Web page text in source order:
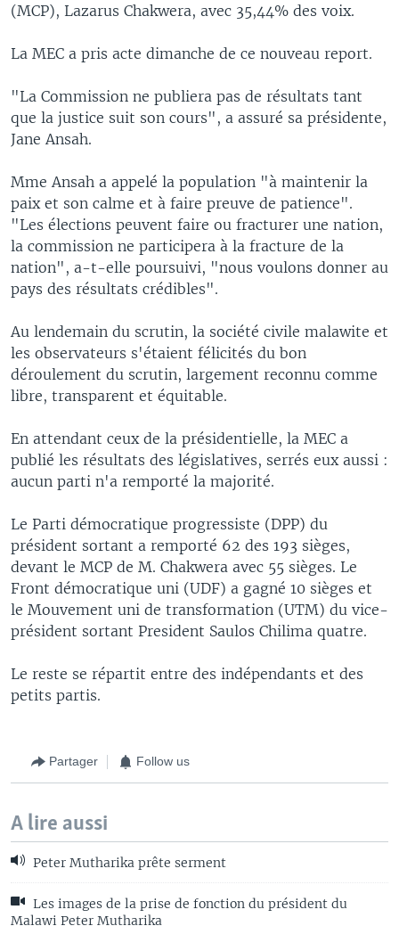
(MCP), Lazarus Chakwera, avec 35,44% des voix.
La MEC a pris acte dimanche de ce nouveau report.
"La Commission ne publiera pas de résultats tant
que la justice suit son cours", a assuré sa présidente,
Jane Ansah.
Mme Ansah a appelé la population "à maintenir la
paix et son calme et à faire preuve de patience".
"Les élections peuvent faire ou fracturer une nation,
la commission ne participera à la fracture de la
nation", a-t-elle poursuivi, "nous voulons donner au
pays des résultats crédibles".
Au lendemain du scrutin, la société civile malawite et
les observateurs s'étaient félicités du bon
déroulement du scrutin, largement reconnu comme
libre, transparent et équitable.
En attendant ceux de la présidentielle, la MEC a
publié les résultats des législatives, serrés eux aussi :
aucun parti n'a remporté la majorité.
Le Parti démocratique progressiste (DPP) du
président sortant a remporté 62 des 193 sièges,
devant le MCP de M. Chakwera avec 55 sièges. Le
Front démocratique uni (UDF) a gagné 10 sièges et
le Mouvement uni de transformation (UTM) du vice-
président sortant President Saulos Chilima quatre.
Le reste se répartit entre des indépendants et des
petits partis.
Partager Follow us
A lire aussi
Peter Mutharika prête serment
Les images de la prise de fonction du président du
Malawi Peter Mutharika